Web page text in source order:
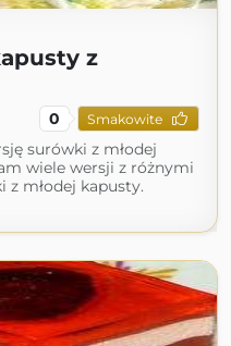
z
0 Smakowite
surówki z młodej
wiele wersji z różnymi
z młodej kapusty.